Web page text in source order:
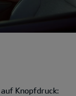
Knopfdruck: